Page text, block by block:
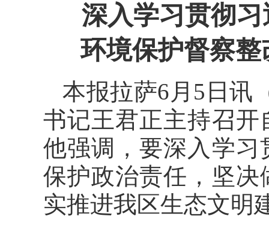
深入学习贯彻
环境保护督察
本报拉萨6月5日讯
书记王君正主持召
他强调，要深入学
保护政治责任，坚
实推进我区生态文明